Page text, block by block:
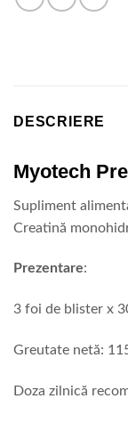
DESCRIERE
Myotech
Supliment
Creatină
Prezentare:
3 foi de blister x
Greutate netă:
Doza zilnică